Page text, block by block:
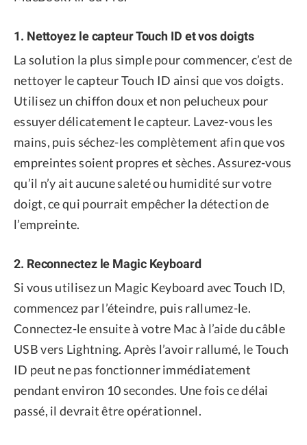
1. Nettoyez le capteur Touch ID et vos doigts
La solution la plus simple pour commencer, c’est de
nettoyer le capteur Touch ID ainsi que vos doigts.
Utilisez un chiffon doux et non pelucheux pour
essuyer délicatement le capteur. Lavez-vous les
mains, puis séchez-les complètement afin que vos
empreintes soient propres et sèches. Assurez-vous
qu’il n’y ait aucune saleté ou humidité sur votre
doigt, ce qui pourrait empêcher la détection de
l’empreinte.
2. Reconnectez le Magic Keyboard
Si vous utilisez un Magic Keyboard avec Touch ID,
commencez par l’éteindre, puis rallumez-le.
Connectez-le ensuite à votre Mac à l’aide du câble
USB vers Lightning. Après l’avoir rallumé, le Touch
ID peut ne pas fonctionner immédiatement
pendant environ 10 secondes. Une fois ce délai
passé, il devrait être opérationnel.